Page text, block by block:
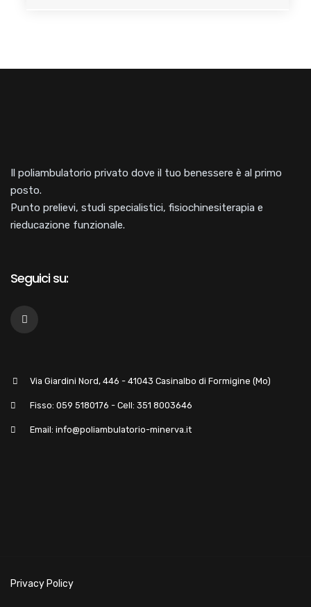
Il poliambulatorio privato dove il tuo benessere è al primo
posto.
Punto prelievi, studi specialistici, fisiochinesiterapia e
rieducazione funzionale.
Seguici su:
Via Giardini Nord, 446 - 41043 Casinalbo di Formigine (Mo)
Fisso: 059 5180176 - Cell: 351 8003646
Email: info@poliambulatorio-minerva.it
Privacy Policy